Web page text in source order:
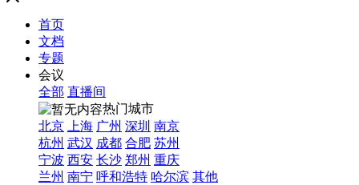
首页
文档
专题
会议
全部 直播间
热门城市
北京
上海 广州 深圳 南京
杭州 武汉 成都 合肥 苏州
宁波 西安 长沙 郑州 重庆
兰州 南宁 呼和浩特 哈尔滨 其他